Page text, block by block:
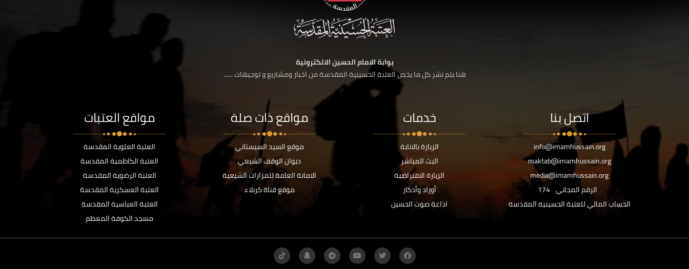
بوابة الامام الحسين الالكترونية
هنا يتم نشر كل ما يخص العتبة الحسينية المقدسة من اخبار ومشاريع و توجيهات ......
اتصل بنا
info@imamhussain.org
maktab@imamhussain.org
media@imamhussain.org
الرقم المجاني 174
الحساب المالي للعتبة الحسينية المقدسة
خدمات
الزيارة بالانابة
البث المباشر
الزيارة الافتراضية
أوراد وأذكار
اذاعة صوت الحسين
مواقع ذات صلة
موقع السيد السيستاني
ديوان الوقف الشيعي
الامانة العامة للمزارات الشيعية
موقع قناة كربلاء
مواقع العتبات
العتبة العلوية المقدسة
العتبة الكاظمية المقدسة
العتبة الرضوية المقدسة
العتبة العسكرية المقدسة
العتبة العباسية المقدسة
مسجد الكوفة المعظم